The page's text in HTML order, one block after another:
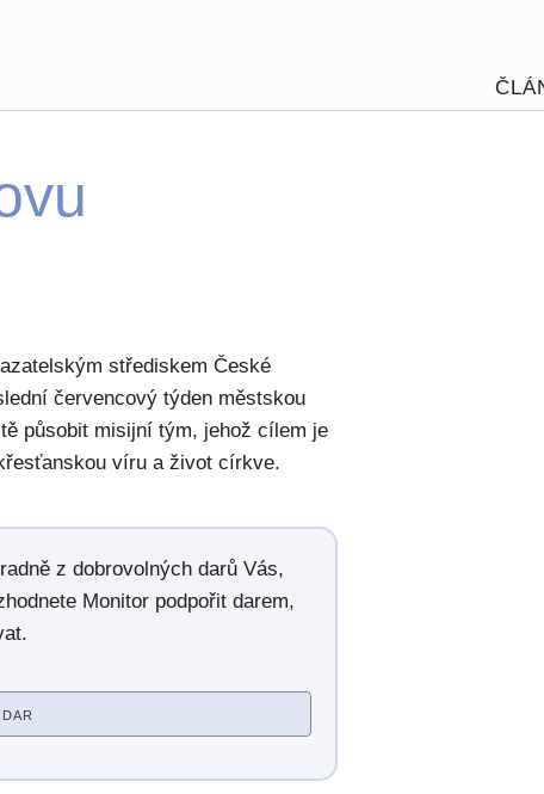
střediskem České
červencový týden městskou
působit misijní tým, jehož cílem je
víru a život církve.
z dobrovolných darů Vás,
Monitor podpořit darem,